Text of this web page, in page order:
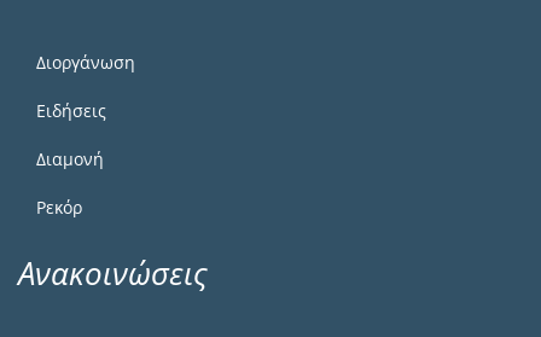
Διοργάνωση
Ειδήσεις
Διαμονή
Ρεκόρ
Ανακοινώσεις